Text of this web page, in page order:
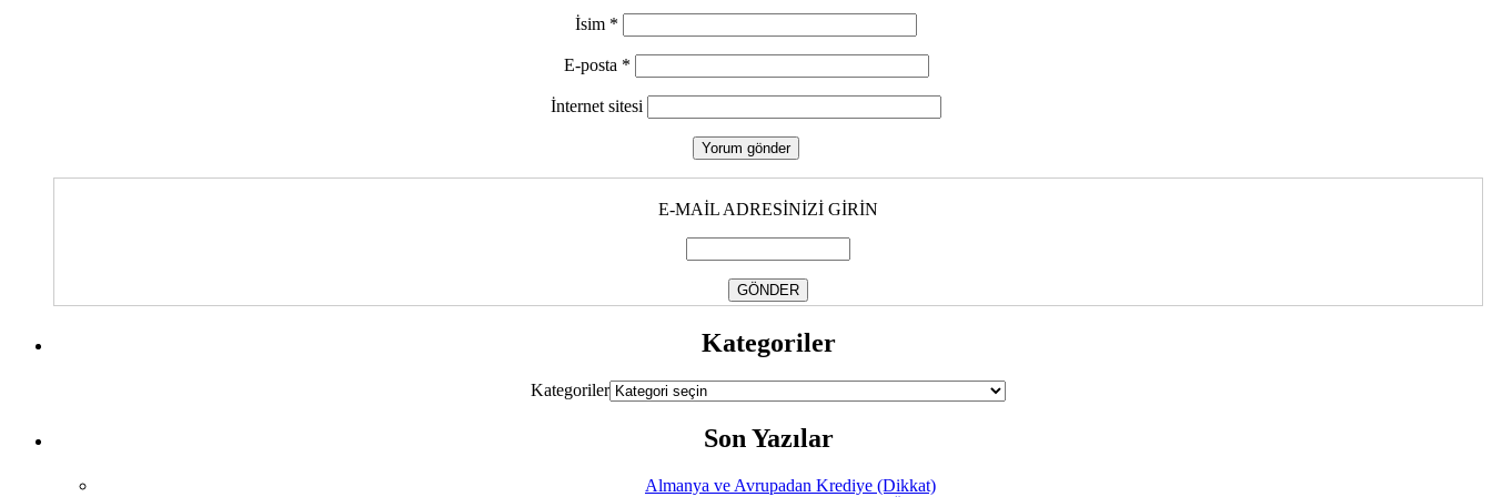
İsim *
E-posta *
İnternet sitesi
E-MAİL ADRESİNİZİ GİRİN
Kategoriler
Kategoriler
Son Yazılar
Almanya ve Avrupadan Krediye (Dikkat)